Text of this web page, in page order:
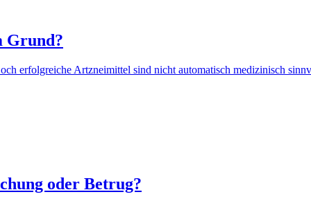
Grund?
erfolgreiche Artzneimittel sind nicht automatisch medizinisch
oder Betrug?